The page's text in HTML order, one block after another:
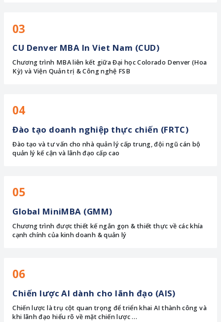
03
CU Denver MBA In Viet Nam (CUD)
Chương trình MBA liên kết giữa Đại học Colorado Denver (Hoa
Kỳ) và Viện Quản trị & Công nghệ FSB
04
Đào tạo doanh nghiệp thực chiến (FRTC)
Đào tạo và tư vấn cho nhà quản lý cấp trung, đội ngũ cán bộ
quản lý kế cận và lãnh đạo cấp cao
05
Global MiniMBA (GMM)
Chương trình được thiết kế ngắn gọn & thiết thực về các khía
cạnh chính của kinh doanh & quản lý
06
Chiến lược AI dành cho lãnh đạo (AIS)
Chiến lược là trụ cột quan trọng để triển khai AI thành công và
khi lãnh đạo hiểu rõ về mặt chiến lược …